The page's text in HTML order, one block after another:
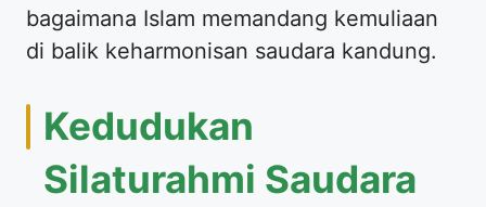
bagaimana Islam memandang kemuliaan
di balik keharmonisan saudara kandung.
Kedudukan
Silaturahmi Saudara